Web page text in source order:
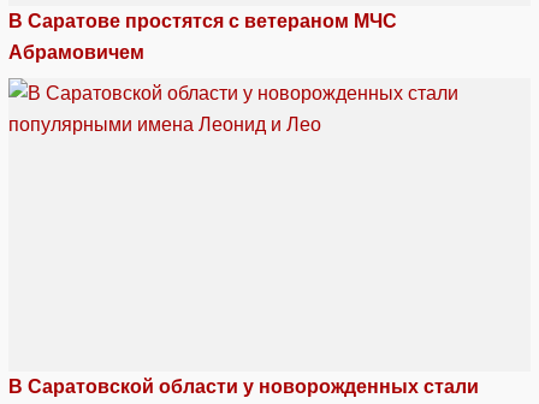
В Саратове простятся с ветераном МЧС
Абрамовичем
В Саратовской области у новорожденных стали